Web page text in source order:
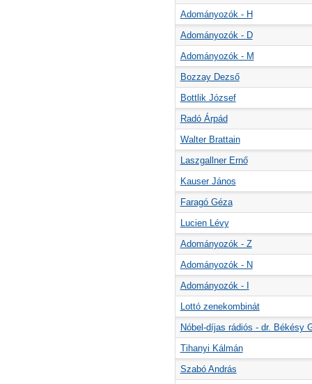
Adományozók - H
Adományozók - D
Adományozók - M
Bozzay Dezső
Bottlik József
Radó Árpád
Walter Brattain
Laszgallner Ernő
Kauser János
Faragó Géza
Lucien Lévy
Adományozók - Z
Adományozók - N
Adományozók - I
Lottó zenekombinát
Nóbel-díjas rádiós - dr. Békésy
Tihanyi Kálmán
Szabó András